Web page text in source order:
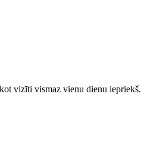
vizīti vismaz vienu dienu iepriekš.